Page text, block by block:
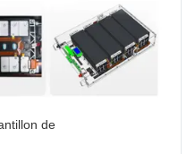
de